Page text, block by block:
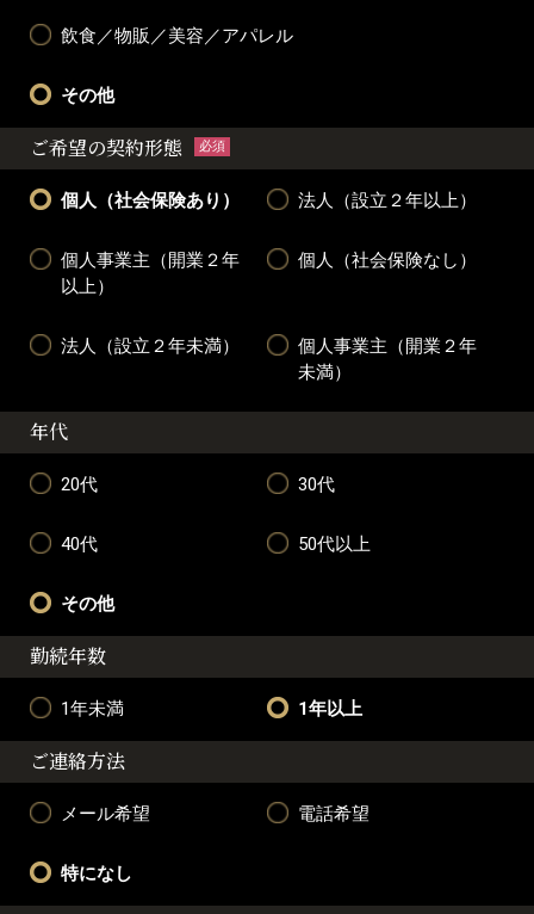
飲食／物販／美容／アパレル
その他
ご希望の契約形態 必須
個人（社会保険あり） 法人（設立２年以上）
個人事業主（開業２年
以上）
個人（社会保険なし）
法人（設立２年未満）
個人事業主（開業２年
未満）
年代
20代 30代
40代 50代以上
その他
勤続年数
1年未満 1年以上
ご連絡方法
メール希望 電話希望
特になし